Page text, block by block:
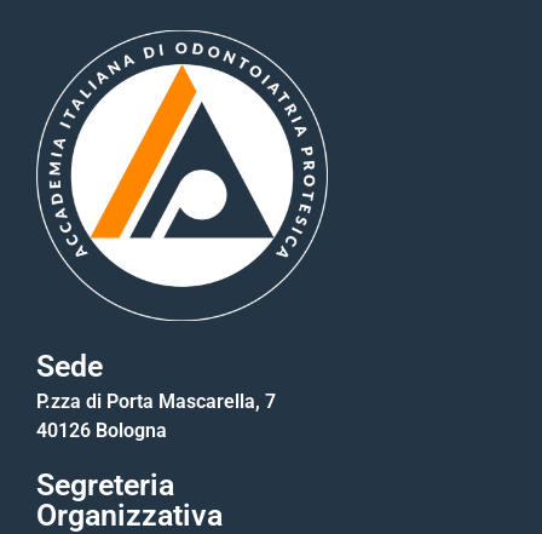
Sede
P.zza di Porta Mascarella, 7
40126 Bologna
Segreteria
Organizzativa